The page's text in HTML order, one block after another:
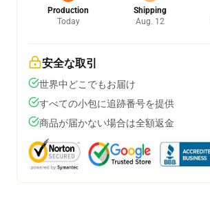
Production
Today
Shipping
Aug. 12
安全な取引
世界中どこでもお届け
すべての小包に追跡番号を提供
商品が届かない場合は全額返金